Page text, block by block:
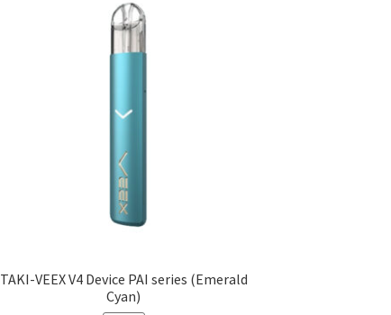
TAKI-VEEX V4 Device PAI series (Emerald
Cyan)